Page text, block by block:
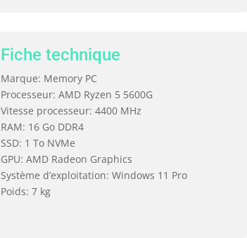
Fiche technique
Marque: Memory PC
Processeur: AMD Ryzen 5 5600G
Vitesse processeur: 4400 MHz
RAM: 16 Go DDR4
SSD: 1 To NVMe
GPU: AMD Radeon Graphics
Système d’exploitation: Windows 11 Pro
Poids: 7 kg